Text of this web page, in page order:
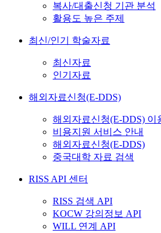
복사/대출신청 기관 분석
활용도 높은 주제
최신/인기 학술자료
최신자료
인기자료
해외자료신청(E-DDS)
해외자료신청(E-DDS) 이
비용지원 서비스 안내
해외자료신청(E-DDS)
중국대학 자료 검색
RISS API 센터
RISS 검색 API
KOCW 강의정보 API
WILL 연계 API